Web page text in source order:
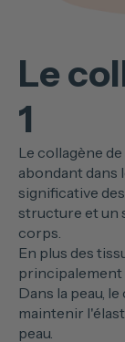
Le
1
Le collagène
abondant dans
significative
structure et un
corps.
En plus des
principalement
Dans la peau,
maintenir
peau.